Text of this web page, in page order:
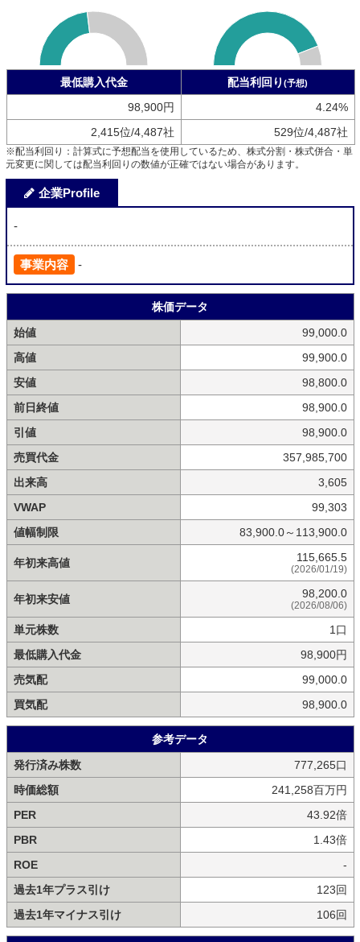
最低購入代金 配当利回り (予想)
98,900円
4.24%
2,415位/4,487社
529位/4,487社
※配当利回り：計算式に予想配当を使用しているため、株式分割・株式併合・単
元変更に関しては配当利回りの数値が正確ではない場合があります。
企業Profile
-
事業内容 -
株価データ
始値
99,000.0
高値
99,900.0
安値
98,800.0
前日終値
98,900.0
引値
98,900.0
売買代金
357,985,700
出来高
3,605
VWAP
99,303
値幅制限
83,900.0～113,900.0
年初来高値 115,665.5
(2026/01/19)
年初来安値 98,200.0
(2026/08/06)
単元株数
1口
最低購入代金
98,900円
売気配
99,000.0
買気配
98,900.0
参考データ
発行済み株数
777,265口
時価総額
241,258百万円
PER
43.92倍
PBR
1.43倍
ROE
-
過去1年プラス引け
123回
過去1年マイナス引け
106回